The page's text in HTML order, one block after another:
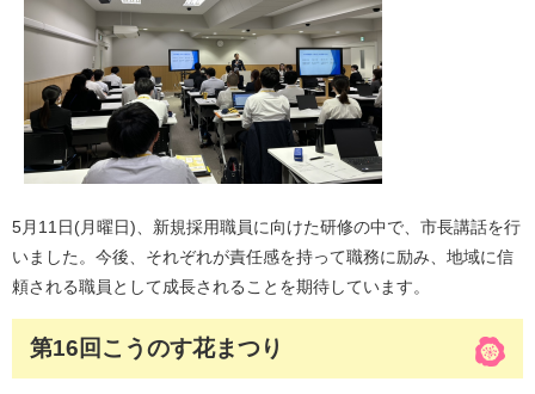
5月11日(月曜日)、新規採用職員に向けた研修の中で、市長講話を行
いました。今後、それぞれが責任感を持って職務に励み、地域に信
頼される職員として成長されることを期待しています。
第16回こうのす花まつり